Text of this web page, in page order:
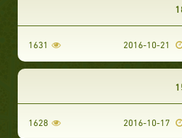
1631
1628